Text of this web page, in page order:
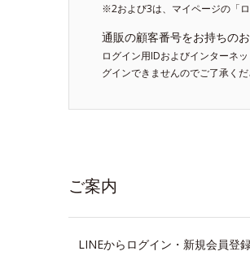
※2および3は、マイページの「
通販の顧客番号をお持ちの
ログイン用IDおよびインターネ
グインできませんのでご了承くだ
ご案内
LINEからログイン・新規会員登